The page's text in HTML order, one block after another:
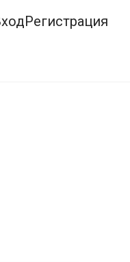
Регистрация